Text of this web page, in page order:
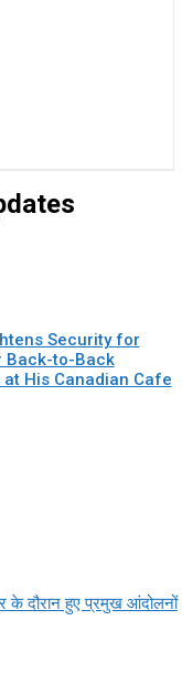
Security for
Back-to-Back
His Canadian Cafe
के दौरान हुए प्रमुख आंदोलनों